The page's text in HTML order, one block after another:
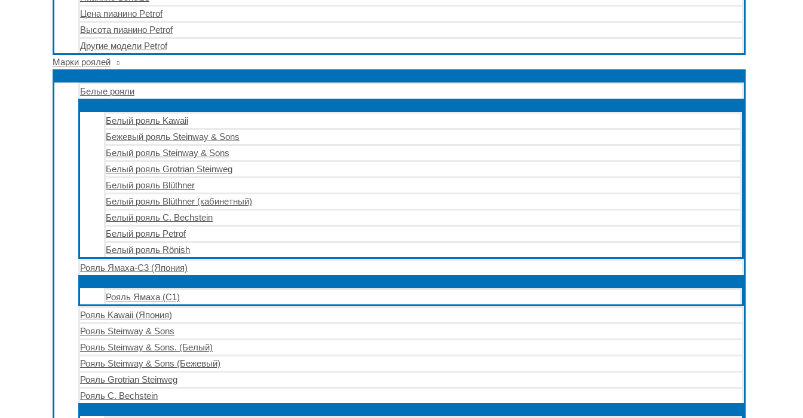
Цена пианино Petrof
Высота пианино Petrof
Другие модели Petrof
Марки роялей
Белые рояли
Белый рояль Kawaii
Бежевый рояль Steinway & Sons
Белый рояль Steinway & Sons
Белый рояль Grotrian Steinweg
Белый рояль Blüthner
Белый рояль Blüthner (кабинетный)
Белый рояль C. Bechstein
Белый рояль Petrof
Белый рояль Rönish
Рояль Ямаха-С3 (Япония)
Рояль Ямаха (С1)
Рояль Kawaii (Япония)
Рояль Steinway & Sons
Рояль Steinway & Sons. (Белый)
Рояль Steinway & Sons (Бежевый)
Рояль Grotrian Steinweg
Рояль C. Bechstein